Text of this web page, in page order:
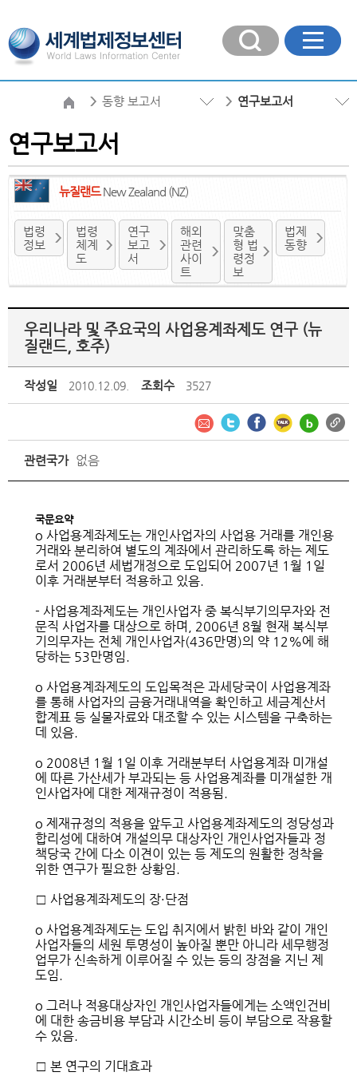
동향 보고서 연구보고서
연구보고서
뉴질랜드New Zealand (NZ)
법령
정보
법령
체계
도
연구
보고
서
해외
관련
사이
트
맞춤
형 법
령정
보
법제
동향
우리나라 및 주요국의 사업용계좌제도 연구 (뉴
질랜드, 호주)
작성일 2010.12.09. 조회수 3527
관련국가 없음
국문요약
o 사업용계좌제도는 개인사업자의 사업용 거래를 개인용
거래와 분리하여 별도의 계좌에서 관리하도록 하는 제도
로서 2006년 세법개정으로 도입되어 2007년 1월 1일
이후 거래분부터 적용하고 있음.
- 사업용계좌제도는 개인사업자 중 복식부기의무자와 전
문직 사업자를 대상으로 하며, 2006년 8월 현재 복식부
기의무자는 전체 개인사업자(436만명)의 약 12%에 해
당하는 53만명임.
o 사업용계좌제도의 도입목적은 과세당국이 사업용계좌
를 통해 사업자의 금융거래내역을 확인하고 세금계산서
합계표 등 실물자료와 대조할 수 있는 시스템을 구축하는
데 있음.
o 2008년 1월 1일 이후 거래분부터 사업용계좌 미개설
에 따른 가산세가 부과되는 등 사업용계좌를 미개설한 개
인사업자에 대한 제재규정이 적용됨.
o 제재규정의 적용을 앞두고 사업용계좌제도의 정당성과
합리성에 대하여 개설의무 대상자인 개인사업자들과 정
책당국 간에 다소 이견이 있는 등 제도의 원활한 정착을
위한 연구가 필요한 상황임.
□ 사업용계좌제도의 장·단점
o 사업용계좌제도는 도입 취지에서 밝힌 바와 같이 개인
사업자들의 세원 투명성이 높아질 뿐만 아니라 세무행정
업무가 신속하게 이루어질 수 있는 등의 장점을 지닌 제
도임.
o 그러나 적용대상자인 개인사업자들에게는 소액인건비
에 대한 송금비용 부담과 시간소비 등이 부담으로 작용할
수 있음.
□ 본 연구의 기대효과